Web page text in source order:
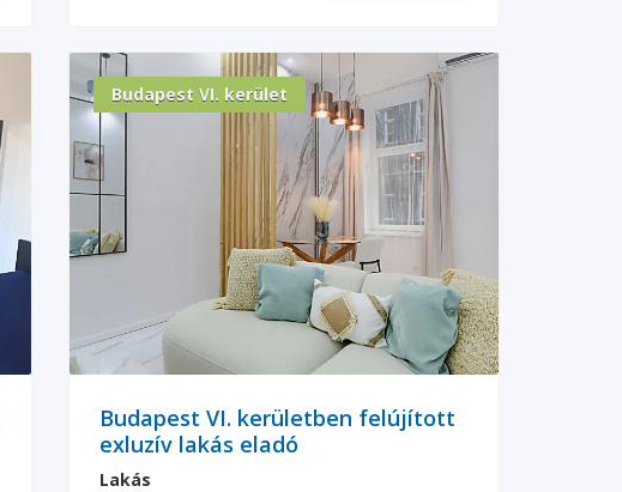
Budapest VI. kerület
Budapest VI. kerületben felújított
exluzív lakás eladó
Lakás